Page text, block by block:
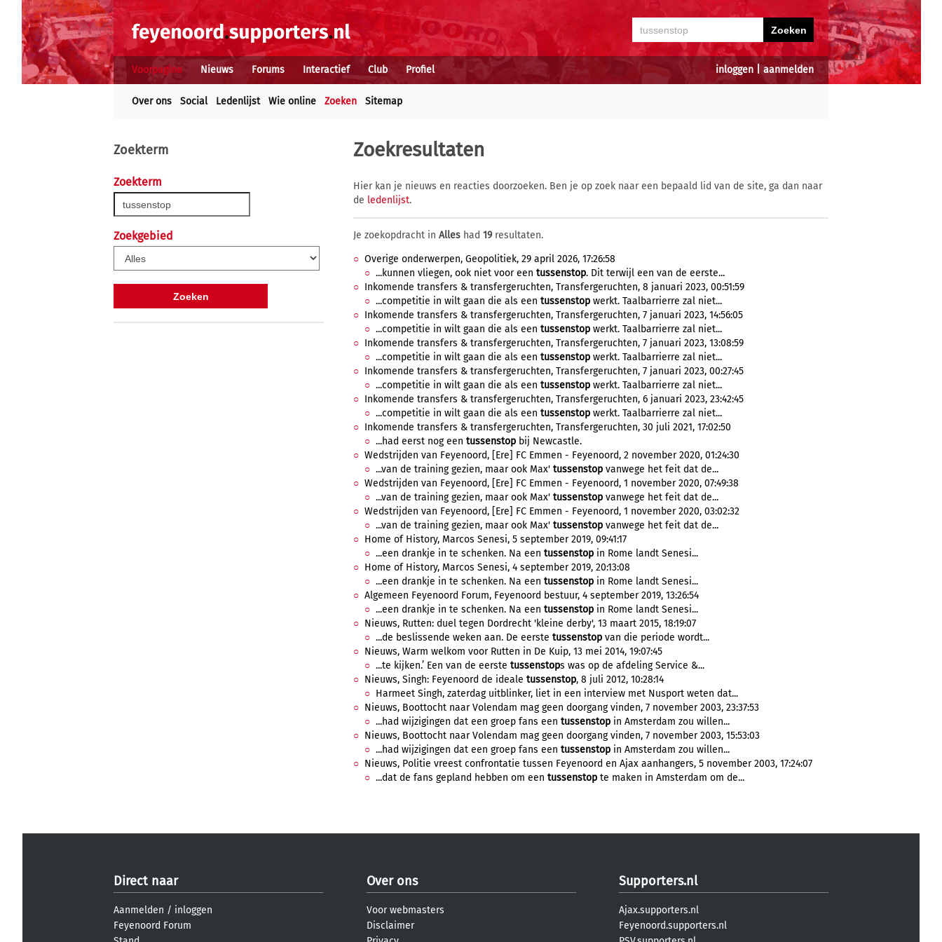
inloggen aanmelden
Voorpagina Nieuws Forums Interactief Club Profiel
Over ons Social Ledenlijst Wie online Zoeken Sitemap
Zoekterm
Zoekterm
Zoekgebied
Zoekresultaten
Hier kan je nieuws en reacties doorzoeken. Ben je op zoek naar een bepaald lid van de site, ga dan naar
de ledenlijst.
Je zoekopdracht in Alles had 19resultaten.
Overige onderwerpen, Geopolitiek, 29 april 2026, 17:26:58
...kunnen vliegen, ook niet voor een tussenstop. Dit terwijl een van de eerste...
Inkomende transfers & transfergeruchten, Transfergeruchten, 8 januari 2023, 00:51:59
...competitie in wilt gaan die als een tussenstop werkt. Taalbarrierre zal niet...
Inkomende transfers & transfergeruchten, Transfergeruchten, 7 januari 2023, 14:56:05
...competitie in wilt gaan die als een tussenstop werkt. Taalbarrierre zal niet...
Inkomende transfers & transfergeruchten, Transfergeruchten, 7 januari 2023, 13:08:59
...competitie in wilt gaan die als een tussenstop werkt. Taalbarrierre zal niet...
Inkomende transfers & transfergeruchten, Transfergeruchten, 7 januari 2023, 00:27:45
...competitie in wilt gaan die als een tussenstop werkt. Taalbarrierre zal niet...
Inkomende transfers & transfergeruchten, Transfergeruchten, 6 januari 2023, 23:42:45
...competitie in wilt gaan die als een tussenstop werkt. Taalbarrierre zal niet...
Inkomende transfers & transfergeruchten, Transfergeruchten, 30 juli 2021, 17:02:50
...had eerst nog een tussenstop bij Newcastle.
Wedstrijden van Feyenoord, [Ere] FC Emmen - Feyenoord, 2 november 2020, 01:24:30
...van de training gezien, maar ook Max' tussenstop vanwege het feit dat de...
Wedstrijden van Feyenoord, [Ere] FC Emmen - Feyenoord, 1 november 2020, 07:49:38
...van de training gezien, maar ook Max' tussenstop vanwege het feit dat de...
Wedstrijden van Feyenoord, [Ere] FC Emmen - Feyenoord, 1 november 2020, 03:02:32
...van de training gezien, maar ook Max' tussenstop vanwege het feit dat de...
Home of History, Marcos Senesi, 5 september 2019, 09:41:17
...een drankje in te schenken. Na een tussenstop in Rome landt Senesi...
Home of History, Marcos Senesi, 4 september 2019, 20:13:08
...een drankje in te schenken. Na een tussenstop in Rome landt Senesi...
Algemeen Feyenoord Forum, Feyenoord bestuur, 4 september 2019, 13:26:54
...een drankje in te schenken. Na een tussenstop in Rome landt Senesi...
Nieuws, Rutten: duel tegen Dordrecht 'kleine derby', 13 maart 2015, 18:19:07
...de beslissende weken aan. De eerste tussenstop van die periode wordt...
Nieuws, Warm welkom voor Rutten in De Kuip, 13 mei 2014, 19:07:45
...te kijken.’ Een van de eerste tussenstops was op de afdeling Service &...
Nieuws, Singh: Feyenoord de ideale tussenstop, 8 juli 2012, 10:28:14
Harmeet Singh, zaterdag uitblinker, liet in een interview met Nusport weten dat...
Nieuws, Boottocht naar Volendam mag geen doorgang vinden, 7 november 2003, 23:37:53
...had wijzigingen dat een groep fans een tussenstop in Amsterdam zou willen...
Nieuws, Boottocht naar Volendam mag geen doorgang vinden, 7 november 2003, 15:53:03
...had wijzigingen dat een groep fans een tussenstop in Amsterdam zou willen...
Nieuws, Politie vreest confrontatie tussen Feyenoord en Ajax aanhangers, 5 november 2003, 17:24:07
...dat de fans gepland hebben om een tussenstop te maken in Amsterdam om de...
Direct naar
Aanmelden / inloggen
Feyenoord Forum
Over ons
Voor webmasters
Disclaimer
Supporters.nl
Ajax.supporters.nl
Feyenoord.supporters.nl